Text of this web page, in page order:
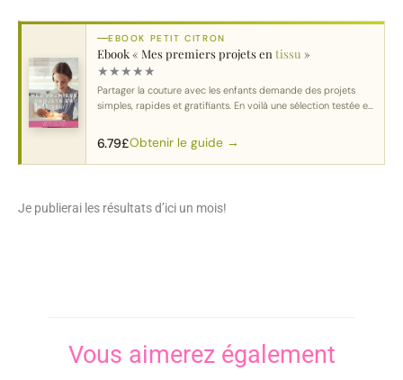
EBOOK PETIT CITRON
Ebook « Mes premiers projets en tissu »
★★★★★
Partager la couture avec les enfants demande des projets
simples, rapides et gratifiants. En voilà une sélection testée et
6.79£Obtenir le guide →
Je publierai les résultats d’ici un mois!
Vous aimerez également